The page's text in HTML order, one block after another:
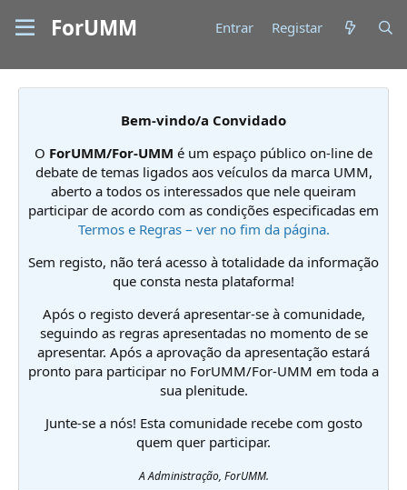
ForUMM Entrar Registar
Bem-vindo/a Convidado
O ForUMM/For-UMM é um espaço público on-line de
debate de temas ligados aos veículos da marca UMM,
aberto a todos os interessados que nele queiram
participar de acordo com as condições especificadas em
Termos e Regras – ver no fim da página.
Sem registo, não terá acesso à totalidade da informação
que consta nesta plataforma!
Após o registo deverá apresentar-se à comunidade,
seguindo as regras apresentadas no momento de se
apresentar. Após a aprovação da apresentação estará
pronto para participar no ForUMM/For-UMM em toda a
sua plenitude.
Junte-se a nós! Esta comunidade recebe com gosto
quem quer participar.
A Administração, ForUMM.